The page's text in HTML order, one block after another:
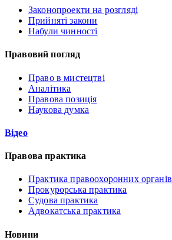
Законопроекти на розгляді
Прийняті закони
Набули чинності
Правовий погляд
Право в мистецтві
Аналітика
Правова позиція
Наукова думка
Відео
Правова практика
Практика правоохоронних органів
Прокурорська практика
Судова практика
Адвокатська практика
Новини